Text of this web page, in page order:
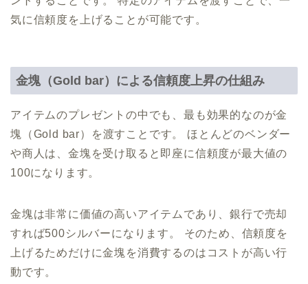
気に信頼度を上げることが可能です。
金塊（Gold bar）による信頼度上昇の仕組み
アイテムのプレゼントの中でも、最も効果的なのが金
塊（Gold bar）を渡すことです。 ほとんどのベンダー
や商人は、金塊を受け取ると即座に信頼度が最大値の
100になります。
金塊は非常に価値の高いアイテムであり、銀行で売却
すれば500シルバーになります。 そのため、信頼度を
上げるためだけに金塊を消費するのはコストが高い行
動です。